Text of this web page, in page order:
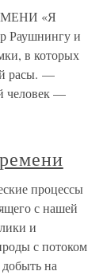
«Я
Раушнингу и
в которых
расы. —
человек —
процессы
с нашей
и
с потоком
на